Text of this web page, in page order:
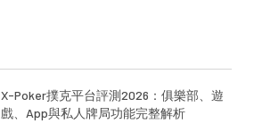
X-Poker撲克平台評測2026：俱樂部、遊
戲、App與私人牌局功能完整解析